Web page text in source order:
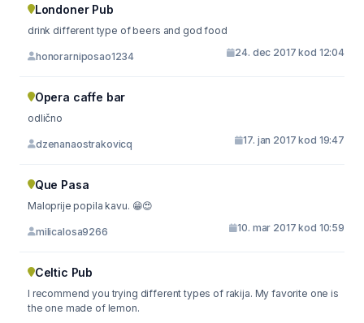
Londoner Pub
drink different type of beers and god food
honorarniposao1234 24. dec 2017 kod 12:04
Opera caffe bar
odlično
dzenanaostrakovicq 17. jan 2017 kod 19:47
Que Pasa
Maloprije popila kavu. 😁😍
milicalosa9266 10. mar 2017 kod 10:59
Celtic Pub
I recommend you trying different types of rakija. My favorite one is
the one made of lemon.